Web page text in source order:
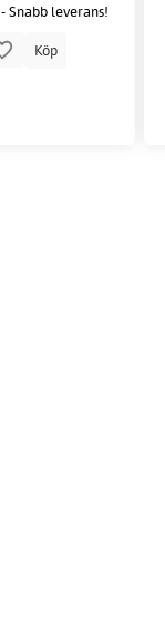
Snabb leverans!
Köp